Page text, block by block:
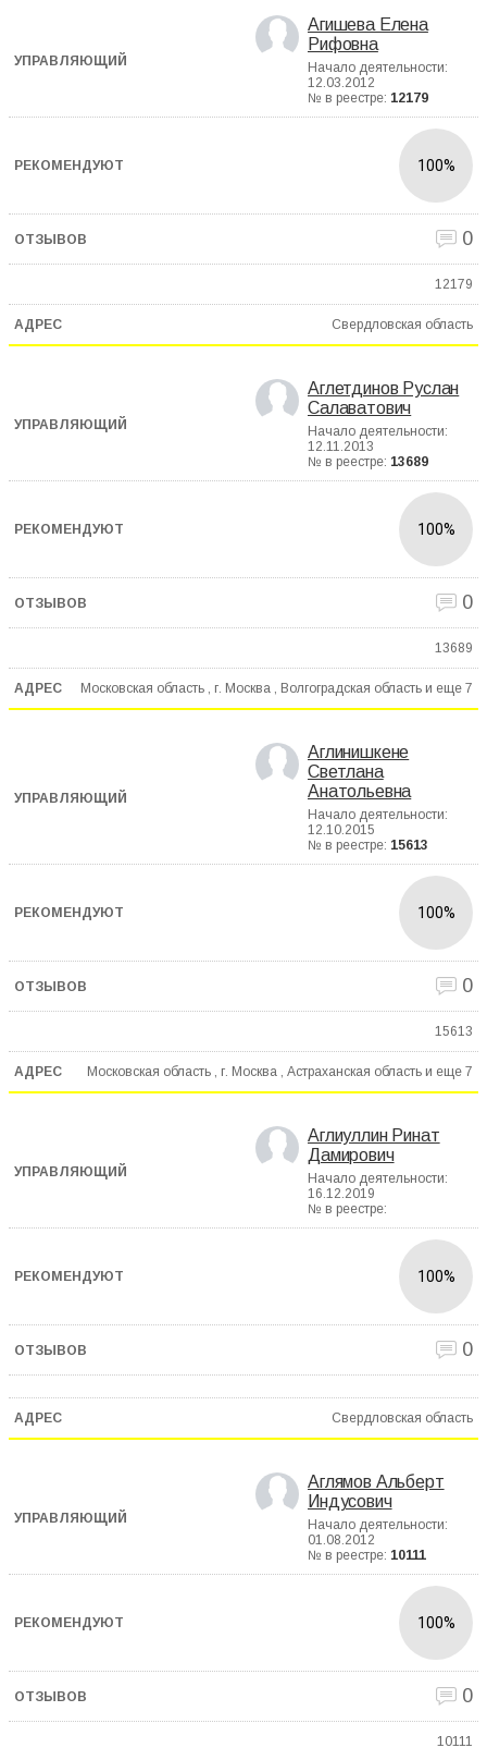
Агишева Елена
Рифовна
Начало деятельности:
12.03.2012
№ в реестре: 12179
100%
0
12179
Свердловская область
Аглетдинов Руслан
Салаватович
Начало деятельности:
12.11.2013
№ в реестре: 13689
100%
0
13689
Московская область , г. Москва , Волгоградская область и еще 7
Аглинишкене
Светлана
Анатольевна
Начало деятельности:
12.10.2015
№ в реестре: 15613
100%
0
15613
Московская область , г. Москва , Астраханская область и еще 7
Аглиуллин Ринат
Дамирович
Начало деятельности:
16.12.2019
№ в реестре:
100%
0
Свердловская область
Аглямов Альберт
Индусович
Начало деятельности:
01.08.2012
№ в реестре: 10111
100%
0
10111